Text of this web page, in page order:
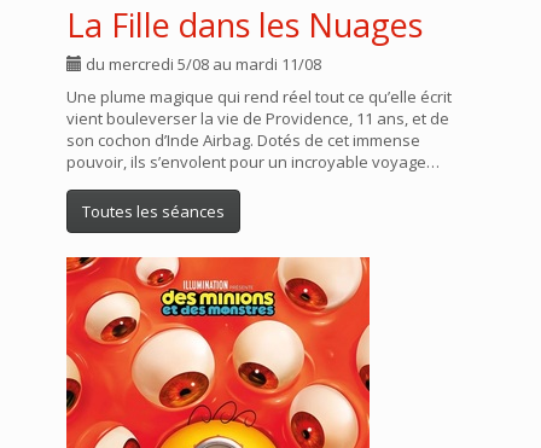
La Fille dans les Nuages
du mercredi 5/08 au mardi 11/08
Une plume magique qui rend réel tout ce qu’elle écrit
vient bouleverser la vie de Providence, 11 ans, et de
son cochon d’Inde Airbag. Dotés de cet immense
pouvoir, ils s’envolent pour un incroyable voyage…
Toutes les séances